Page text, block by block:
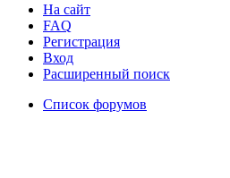
На сайт
FAQ
Регистрация
Вход
Расширенный поиск
Список форумов